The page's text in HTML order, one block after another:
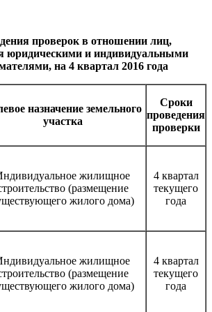
проверок в отношении лиц,
юридическими и индивидуальными
на 4 квартал 2016 года
назначение земельного
участка
Сроки
проведения
проверки
жилищное
(размещение
жилого дома)
4 квартал
текущего
года
жилищное
(размещение
жилого дома)
4 квартал
текущего
года